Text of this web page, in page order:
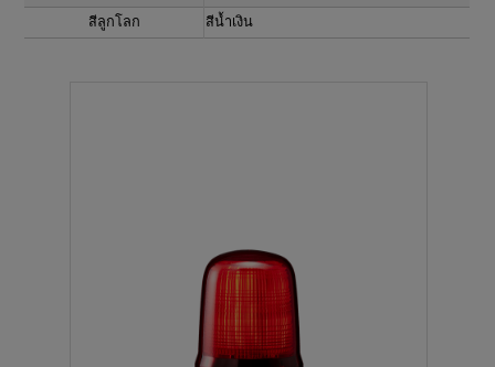
สีลูกโลก
สีน้ำเงิน